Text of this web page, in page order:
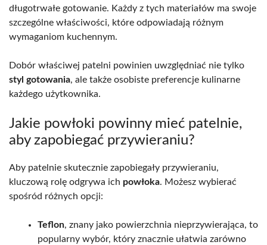
długotrwałe gotowanie. Każdy z tych materiałów ma swoje
szczególne właściwości, które odpowiadają różnym
wymaganiom kuchennym.
Dobór właściwej patelni powinien uwzględniać nie tylko
styl gotowania, ale także osobiste preferencje kulinarne
każdego użytkownika.
Jakie powłoki powinny mieć patelnie,
aby zapobiegać przywieraniu?
Aby patelnie skutecznie zapobiegały przywieraniu,
kluczową rolę odgrywa ich powłoka. Możesz wybierać
spośród różnych opcji:
Teflon, znany jako powierzchnia nieprzywierająca, to
popularny wybór, który znacznie ułatwia zarówno